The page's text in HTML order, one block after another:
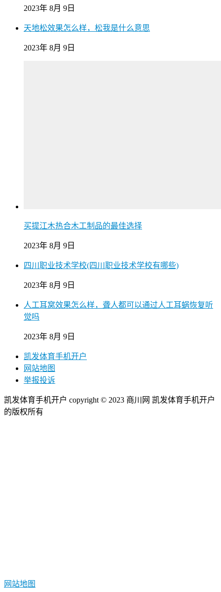
2023年 8月 9日
天地松效果怎么样，松我是什么意思
2023年 8月 9日
买提江木热合木工制品的最佳选择
2023年 8月 9日
四川职业技术学校(四川职业技术学校有哪些)
2023年 8月 9日
人工耳窝效果怎么样，聋人都可以通过人工耳蜗恢复听
觉吗
2023年 8月 9日
凯发体育手机开户
网站地图
举报投诉
凯发体育手机开户 copyright © 2023 商川网 凯发体育手机开户
的版权所有
网站地图